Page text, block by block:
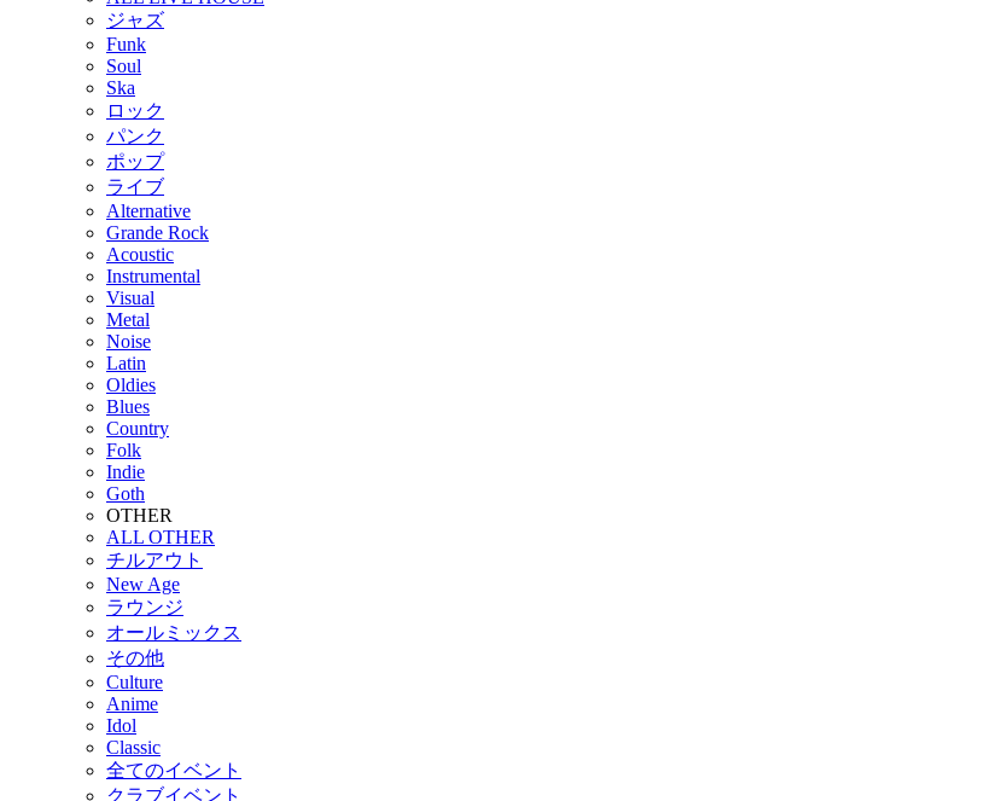
ジャズ
Funk
Soul
Ska
ロック
パンク
ポップ
ライブ
Alternative
Grande Rock
Acoustic
Instrumental
Visual
Metal
Noise
Latin
Oldies
Blues
Country
Folk
Indie
Goth
OTHER
ALL OTHER
チルアウト
New Age
ラウンジ
オールミックス
その他
Culture
Anime
Idol
Classic
全てのイベント
クラブイベント